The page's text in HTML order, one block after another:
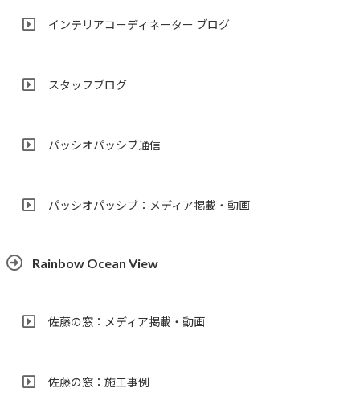
インテリアコーディネーター ブログ
スタッフブログ
パッシオパッシブ通信
パッシオパッシブ：メディア掲載・動画
Rainbow Ocean View
佐藤の窓：メディア掲載・動画
佐藤の窓：施工事例